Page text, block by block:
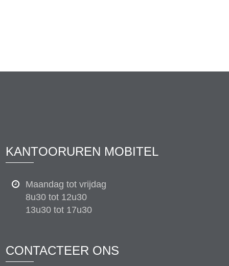
KANTOORUREN MOBITEL
Maandag tot vrijdag
8u30 tot 12u30
13u30 tot 17u30
CONTACTEER ONS